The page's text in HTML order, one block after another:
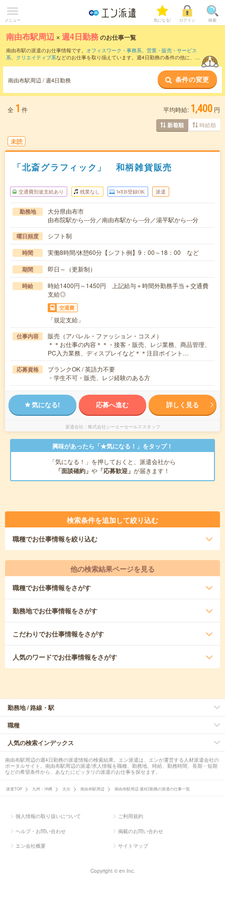
メニュー 気になる! ログイン 検索
南由布駅周辺 ×週4日勤務のお仕事一覧
南由布駅の派遣のお仕事情報です。 オフィスワーク・事務系、 営業・販売・サービス
系、 クリエイティブ系などのお仕事を取り揃えています。週4日勤務の条件の他に、 交
南由布駅周辺 / 週4日勤務 条件の変更
全 1 件 平均時給: 1,400 円
新着順 時給順
未読
「北斎グラフィック」 和柄雑貨販売
交通費別途支給あり 残業なし WEB登録OK 派遣
勤務地
大分県由布市
由布院駅から---分／南由布駅から---分／湯平駅から---分
曜日頻度 シフト制
時間 実働8時間/休憩60分【シフト例】9：00～18：00 など
期間 即日～（更新制）
時給
時給1400円～1450円 上記給与＋時間外勤務手当＋交通費
支給◎
交通費
「規定支給」
仕事内容
販売（アパレル・ファッション・コスメ）
＊＊お仕事の内容＊＊・接客・販売、レジ業務、商品管理、
PC入力業務、ディスプレイなど＊＊注目ポイント…
応募資格
ブランクOK / 英語力不要
・学生不可・販売、レジ経験のある方
気になる! 応募へ進む 詳しく見る
派遣会社 株式会社シーエーセールススタッフ
興味があったら「★気になる！」をタップ！
「気になる！」を押しておくと、派遣会社から
「面談確約」 や 「応募歓迎」 が届きます！
検索条件を追加して絞り込む
職種でお仕事情報を絞り込む
他の検索結果ページを見る
職種でお仕事情報をさがす
勤務地でお仕事情報をさがす
こだわりでお仕事情報をさがす
人気のワードでお仕事情報をさがす
勤務地 / 路線・駅
職種
人気の検索インデックス
南由布駅周辺の週4日勤務の派遣情報の検索結果。エン派遣は、エンが運営する人材派遣会社の
ポータルサイト。南由布駅周辺の派遣/求人情報を職種、勤務地、時給、勤務時間、長期・短期
などの希望条件から、あなたにピッタリの派遣のお仕事を探せます。
派遣TOP 九州・沖縄 大分 南由布駅周辺 南由布駅周辺 週4日勤務の派遣の仕事一覧
個人情報の取り扱いについて ご利用規約
ヘルプ・お問い合わせ 掲載のお問い合わせ
エン会社概要 サイトマップ
Copyright © en Inc.